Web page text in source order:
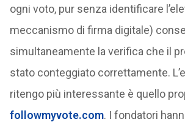
ogni voto, pur senza identificare
meccanismo di firma digitale)
simultaneamente la verifica che il
stato conteggiato correttamente.
ritengo più interessante è quello
followmyvote.com. I fondatori